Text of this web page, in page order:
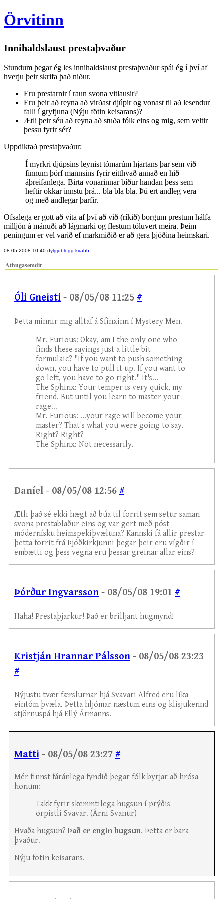
Örvitinn
Innihaldslaust prestaþvaður
Stundum þegar ég les innihaldslaust prestaþvaður spái ég í því af
hverju þeir skrifa það niður.
Eru prestarnir í raun svona vitlausir?
Eru þeir að reyna að virðast djúpir og vonast til að lesendur
falli í gryfjuna (Nýju fötin keisarans)?
Ætli þeir séu að reyna að stuða fólk eins og mig, sem veltir
þessu fyrir sér?
Uppdiktað prestaþvaður:
Í myrkri djúpsins leynist tómarúm hjartans þar sem við
finnum þörf mannsins fyrir eitthvað annað en hið
áþreifanlega. Birta vonarinnar bíður handan þess sem
heftir okkar innstu þrá... bla bla bla. Þú ert andleg vera
og með andlegar þarfir.
Ofsalega er gott að vita af því að við (ríkið) borgum prestum hálfa
milljón á mánuði að lágmarki og flestum töluvert meira. Þeim
peningum er vel varið ef markmiðið er að gera þjóðina heimskari.
08.05.2008 10:40 dylgjublogg kvabb
Athugasemdir
Óli Gneisti - 08/05/08 11:25 #
Þetta minnir mig alltaf á Sfinxinn í Mystery Men.
Mr. Furious: Okay, am I the only one who
finds these sayings just a little bit
formulaic? "If you want to push something
down, you have to pull it up. If you want to
go left, you have to go right." It's...
The Sphinx: Your temper is very quick, my
friend. But until you learn to master your
rage...
Mr. Furious: ...your rage will become your
master? That's what you were going to say.
Right? Right?
The Sphinx: Not necessarily.
Daníel - 08/05/08 12:56 #
Ætli það sé ekki hægt að búa til forrit sem setur saman
svona prestablaður eins og var gert með póst-
módernísku heimspekiþvæluna? Kannski fá allir prestar
þetta forrit frá Þjóðkirkjunni þegar þeir eru vígðir í
embætti og þess vegna eru þessar greinar allar eins?
Þórður Ingvarsson - 08/05/08 19:01 #
Haha! Prestaþjarkur! Það er brilljant hugmynd!
Kristján Hrannar Pálsson - 08/05/08 23:23
#
Nýjustu tvær færslurnar hjá Svavari Alfred eru líka
eintóm þvæla. Þetta hljómar næstum eins og klisjukennd
stjörnuspá hjá Ellý Ármanns.
Matti - 08/05/08 23:27 #
Mér finnst fáránlega fyndið þegar fólk byrjar að hrósa
honum:
Takk fyrir skemmtilega hugsun í prýðis
örpistli Svavar. (Árni Svanur)
Hvaða hugsun? Það er engin hugsun. Þetta er bara
þvaður.
Nýju fötin keisarans.